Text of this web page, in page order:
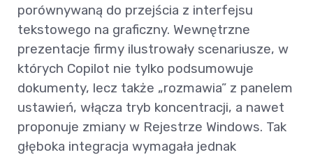
porównywaną do przejścia z interfejsu
tekstowego na graficzny. Wewnętrzne
prezentacje firmy ilustrowały scenariusze, w
których Copilot nie tylko podsumowuje
dokumenty, lecz także „rozmawia” z panelem
ustawień, włącza tryb koncentracji, a nawet
proponuje zmiany w Rejestrze Windows. Tak
głęboka integracja wymagała jednak